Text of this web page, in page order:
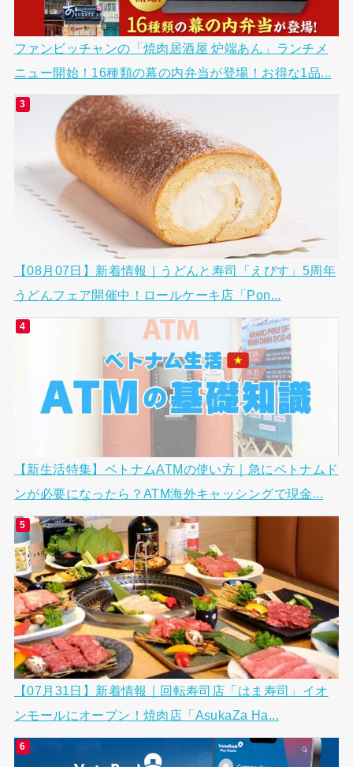
ファンビッチャンの「焼肉居酒屋 炉端あん」ランチメ
ニュー開始！16種類の幕の内弁当が登場！お得な1品...
【08月07日】新着情報｜うどんと寿司「えびす」5周年
うどんフェア開催中！ロールケーキ店「Pon...
【新生活特集】ベトナムATMの使い方｜急にベトナムド
ンが必要になったら？ATM海外キャッシングで現金...
【07月31日】新着情報｜回転寿司店「はま寿司」イオ
ンモールにオープン！焼肉店「AsukaZa Ha...